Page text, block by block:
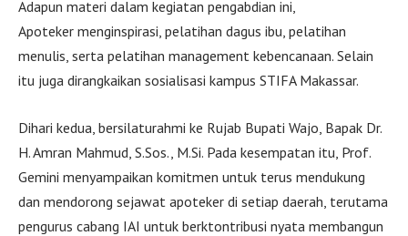
Adapun materi dalam kegiatan pengabdian ini,
Apoteker menginspirasi, pelatihan dagus ibu, pelatihan
menulis, serta pelatihan management kebencanaan. Selain
itu juga dirangkaikan sosialisasi kampus STIFA Makassar.
Dihari kedua, bersilaturahmi ke Rujab Bupati Wajo, Bapak Dr.
H. Amran Mahmud, S.Sos., M.Si. Pada kesempatan itu, Prof.
Gemini menyampaikan komitmen untuk terus mendukung
dan mendorong sejawat apoteker di setiap daerah, terutama
pengurus cabang IAI untuk berktontribusi nyata membangun